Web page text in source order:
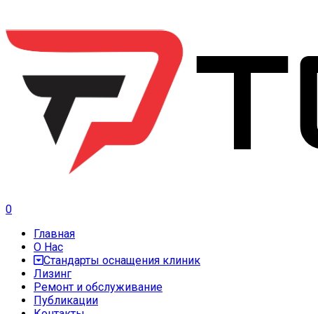
0
Главная
О Нас
Стандарты оснащения клиник
Лизинг
Ремонт и обслуживание
Публикации